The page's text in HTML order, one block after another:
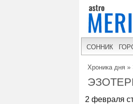
СОННИК
Хроника дня »
2 февраля